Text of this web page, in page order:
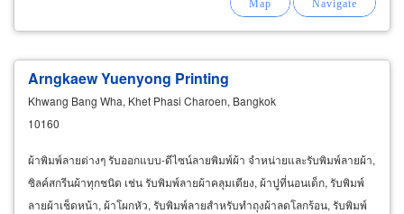
Arngkaew Yuenyong Printing
Khwang Bang Wha, Khet Phasi Charoen, Bangkok
10160
ผ้าพิมพ์ลายต่างๆ รับออกแบบ-ดีไซน์ลายพิมพ์ผ้า จำหน่ายและรับพิมพ์ลายผ้า,
ซิลค์สกรีนผ้าทุกชนิด เช่น รับพิมพ์ลายผ้าคลุมเตียง, ผ้าปูที่นอนเด็ก, รับพิมพ์
ลายผ้าเช็ดหน้า, ผ้าโผกหัว, รับพิมพ์ลายสำหรับทำถุงผ้าลดโลกร้อน, รับพิมพ์